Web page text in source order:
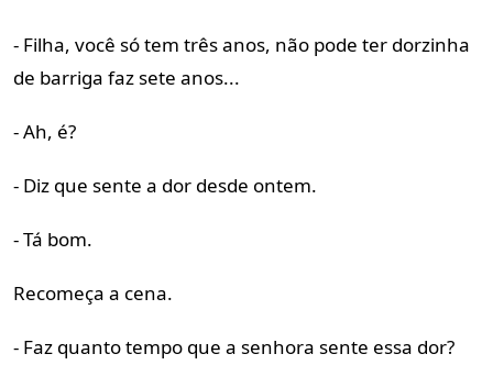
- Filha, você só tem três anos, não pode ter dorzinha
de barriga faz sete anos...
- Ah, é?
- Diz que sente a dor desde ontem.
- Tá bom.
Recomeça a cena.
- Faz quanto tempo que a senhora sente essa dor?